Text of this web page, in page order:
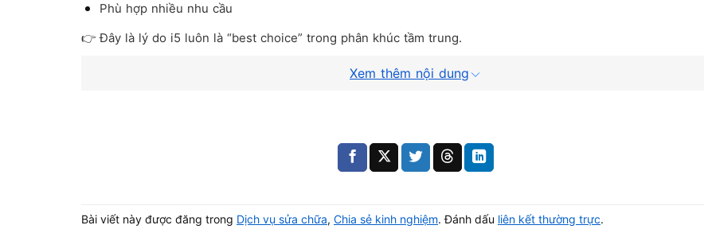
Phù hợp nhiều nhu cầu
👉 Đây là lý do i5 luôn là “best choice” trong phân khúc tầm trung.
Intel Core i5 (Gen 4–10)
Xem thêm nội dung
Bài viết này được đăng trong Dịch vụ sửa chữa, Chia sẻ kinh nghiệm. Đánh dấu liên kết thường trực.